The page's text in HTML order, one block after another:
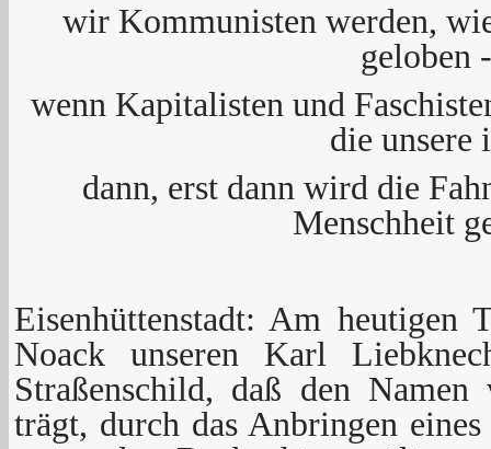
wir Kommunisten werden,
geloben -
wenn Kapitalisten und
die unsere
dann, erst dann wird die
Menschheit
Eisenhüttenstadt: Am heutigen
Noack unseren Karl
Straßenschild, daß den
trägt, durch das Anbringen